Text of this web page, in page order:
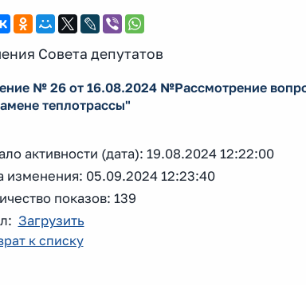
Совета депутатов
№ 26 от 16.08.2024 №Рассмотрение
теплотрассы"
активности (дата): 19.08.2024 12:22:00
изменения: 05.09.2024 12:23:40
показов: 139
Загрузить
к списку